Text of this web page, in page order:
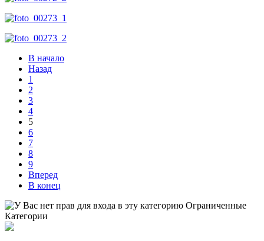
В начало
Назад
1
2
3
4
5
6
7
8
9
Вперед
В конец
Ограниченные
Категории